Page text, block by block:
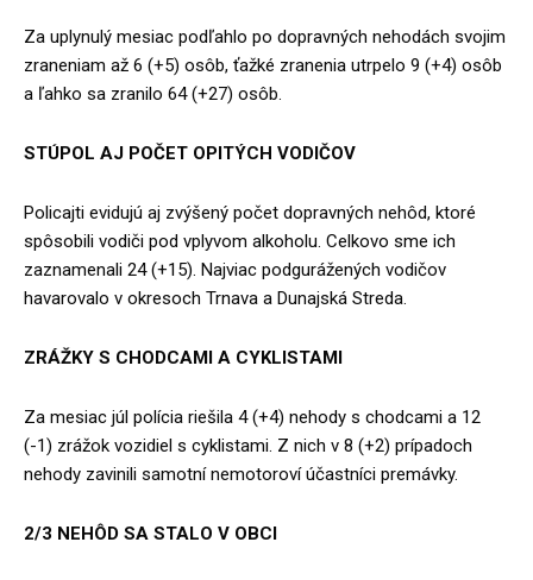
Za uplynulý mesiac podľahlo po dopravných nehodách svojim
zraneniam až 6 (+5) osôb, ťažké zranenia utrpelo 9 (+4) osôb
a ľahko sa zranilo 64 (+27) osôb.
STÚPOL AJ POČET OPITÝCH VODIČOV
Policajti evidujú aj zvýšený počet dopravných nehôd, ktoré
spôsobili vodiči pod vplyvom alkoholu. Celkovo sme ich
zaznamenali 24 (+15). Najviac podgurážených vodičov
havarovalo v okresoch Trnava a Dunajská Streda.
ZRÁŽKY S CHODCAMI A CYKLISTAMI
Za mesiac júl polícia riešila 4 (+4) nehody s chodcami a 12
(-1) zrážok vozidiel s cyklistami. Z nich v 8 (+2) prípadoch
nehody zavinili samotní nemotoroví účastníci premávky.
2/3 NEHÔD SA STALO V OBCI